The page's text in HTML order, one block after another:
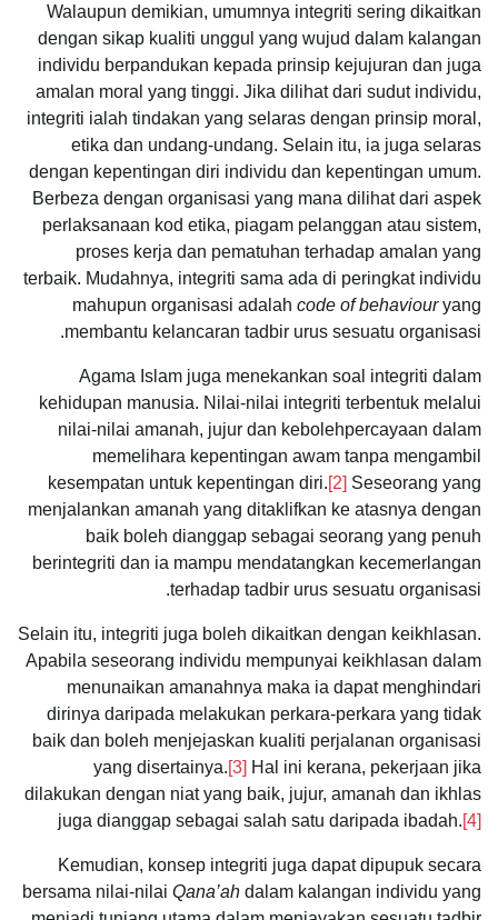
Walaupun demikian, umumnya integriti sering dikaitkan
dengan sikap kualiti unggul yang wujud dalam kalangan
individu berpandukan kepada prinsip kejujuran dan juga
amalan moral yang tinggi. Jika dilihat dari sudut individu,
integriti ialah tindakan yang selaras dengan prinsip moral,
etika dan undang-undang. Selain itu, ia juga selaras
dengan kepentingan diri individu dan kepentingan umum.
Berbeza dengan organisasi yang mana dilihat dari aspek
perlaksanaan kod etika, piagam pelanggan atau sistem,
proses kerja dan pematuhan terhadap amalan yang
terbaik. Mudahnya, integriti sama ada di peringkat individu
mahupun organisasi adalah code of behaviouryang
membantu kelancaran tadbir urus sesuatu organisasi.
Agama Islam juga menekankan soal integriti dalam
kehidupan manusia. Nilai-nilai integriti terbentuk melalui
nilai-nilai amanah, jujur dan kebolehpercayaan dalam
memelihara kepentingan awam tanpa mengambil
kesempatan untuk kepentingan diri.[2] Seseorang yang
menjalankan amanah yang ditaklifkan ke atasnya dengan
baik boleh dianggap sebagai seorang yang penuh
berintegriti dan ia mampu mendatangkan kecemerlangan
terhadap tadbir urus sesuatu organisasi.
Selain itu, integriti juga boleh dikaitkan dengan keikhlasan.
Apabila seseorang individu mempunyai keikhlasan dalam
menunaikan amanahnya maka ia dapat menghindari
dirinya daripada melakukan perkara-perkara yang tidak
baik dan boleh menjejaskan kualiti perjalanan organisasi
yang disertainya.[3] Hal ini kerana, pekerjaan jika
dilakukan dengan niat yang baik, jujur, amanah dan ikhlas
juga dianggap sebagai salah satu daripada ibadah.[4]
Kemudian, konsep integriti juga dapat dipupuk secara
bersama nilai-nilai Qana’ah dalam kalangan individu yang